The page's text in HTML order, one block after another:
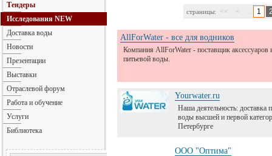
страницы: << < ... 1
AllForWater - все для водников
Компания AllForWater - поставщик аксессуаров
питьевой воды.
Yourwater.ru
Наша деятельность: доставка
воды высшей и первой
Петербурге
ООО "Оптима"
Тендеры
Исследования NEW
Доставка воды
Новости
Презентации
Выставки
Отраслевой форум
Работа и обучение
Услуги
Библиотека